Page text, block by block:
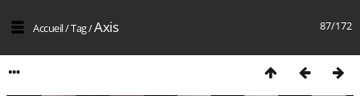
87/172
Accueil/Tag/Axis